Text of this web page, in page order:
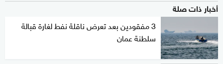
أخبار ذات صلة
3 مفقودين بعد تعرض ناقلة نفط لغارة قبالة
سلطنة عمان